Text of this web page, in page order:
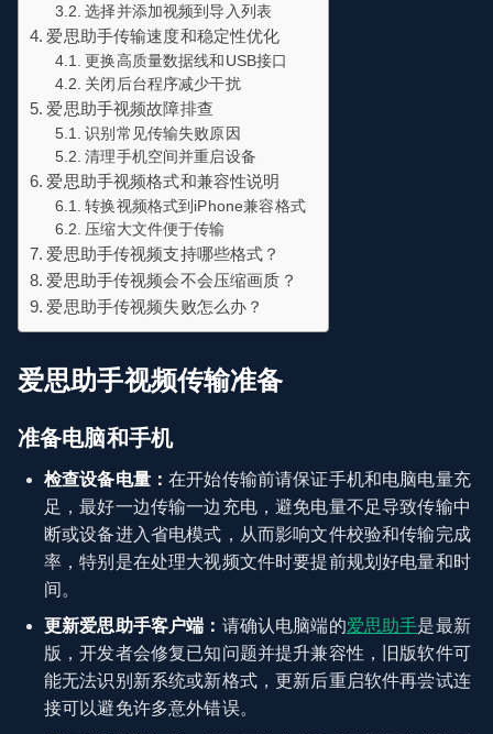
选择并添加视频到导入列表
爱思助手传输速度和稳定性优化
更换高质量数据线和USB接口
关闭后台程序减少干扰
爱思助手视频故障排查
识别常见传输失败原因
清理手机空间并重启设备
爱思助手视频格式和兼容性说明
转换视频格式到iPhone兼容格式
压缩大文件便于传输
爱思助手传视频支持哪些格式？
爱思助手传视频会不会压缩画质？
爱思助手传视频失败怎么办？
爱思助手视频传输准备
准备电脑和手机
检查设备电量：在开始传输前请保证手机和电脑电量充
足，最好一边传输一边充电，避免电量不足导致传输中
断或设备进入省电模式，从而影响文件校验和传输完成
率，特别是在处理大视频文件时要提前规划好电量和时
间。
更新爱思助手客户端： 请确认电脑端的爱思助手是最新
版，开发者会修复已知问题并提升兼容性，旧版软件可
能无法识别新系统或新格式，更新后重启软件再尝试连
接可以避免许多意外错误。